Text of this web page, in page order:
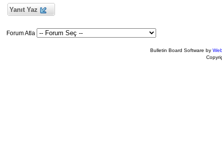
Yanıt Yaz
Forum Atla
Bulletin Board Software by